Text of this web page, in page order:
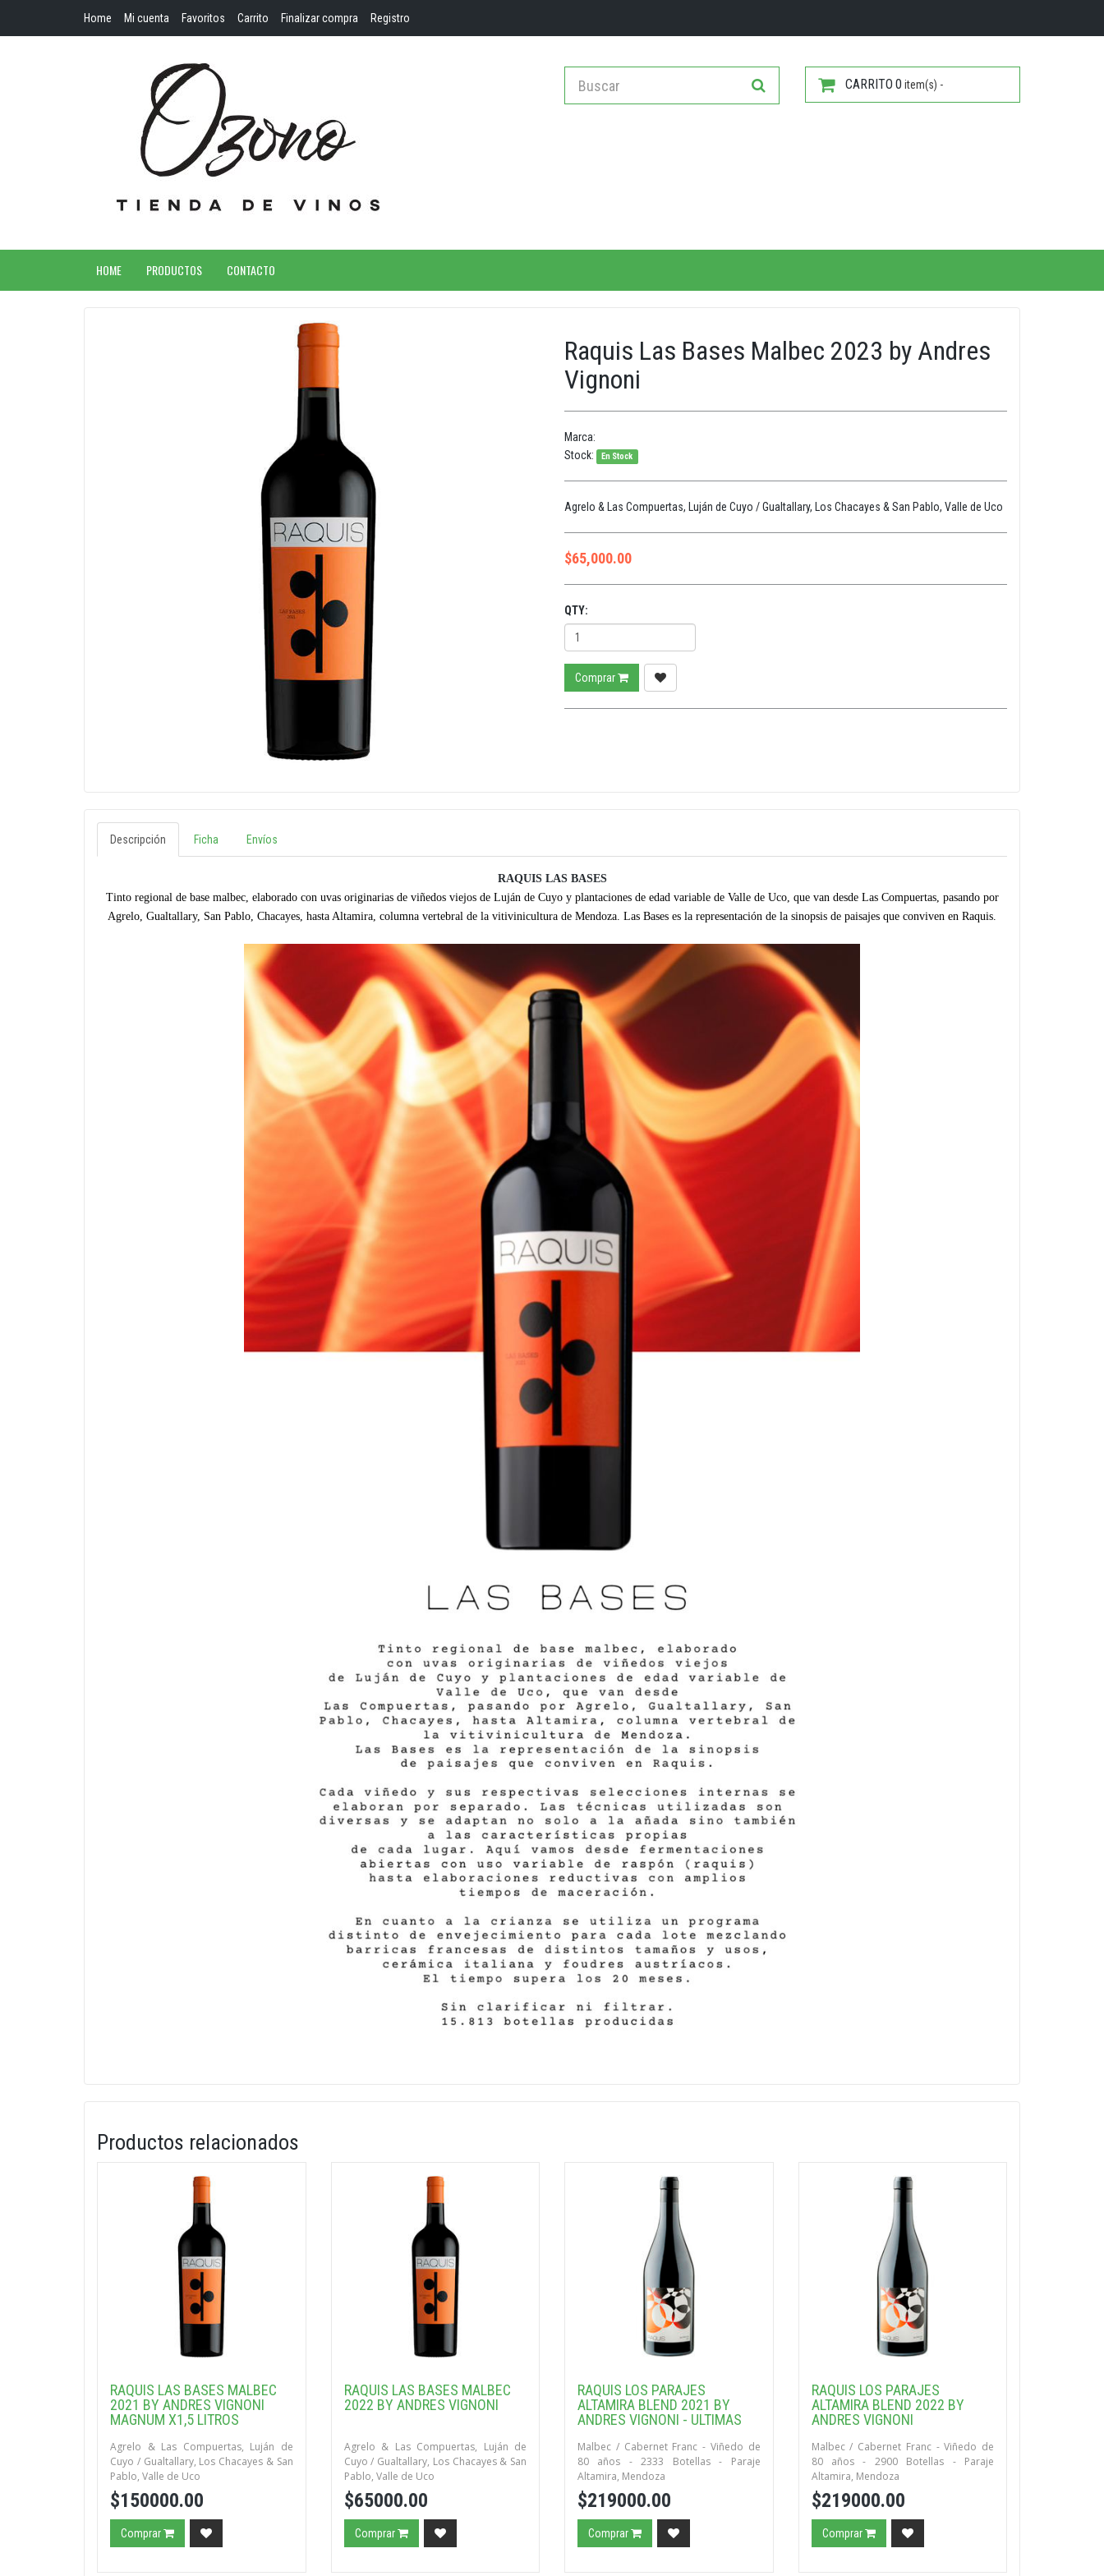
Home Mi cuenta Favoritos Carrito Finalizar compra Registro
CARRITO 0 item(s) -
HOME PRODUCTOS CONTACTO
Raquis Las Bases Malbec 2023 by Andres
Vignoni
Marca:
Stock:
En Stock
Agrelo & Las Compuertas, Luján de Cuyo / Gualtallary, Los Chacayes & San Pablo, Valle de Uco
$65,000.00
QTY:
Comprar
Descripción Ficha Envíos
RAQUIS LAS BASES
Tinto regional de base malbec, elaborado con uvas originarias de viñedos viejos de Luján de Cuyo y plantaciones de edad variable de Valle de Uco, que van desde Las Compuertas, pasando por
Agrelo, Gualtallary, San Pablo, Chacayes, hasta Altamira, columna vertebral de la vitivinicultura de Mendoza. Las Bases es la representación de la sinopsis de paisajes que conviven en Raquis.
Productos relacionados
RAQUIS LAS BASES MALBEC
2021 BY ANDRES VIGNONI
MAGNUM X1,5 LITROS
Agrelo & Las Compuertas, Luján de
Cuyo / Gualtallary, Los Chacayes & San
Pablo, Valle de Uco
$150000.00
Comprar
RAQUIS LAS BASES MALBEC
2022 BY ANDRES VIGNONI
Agrelo & Las Compuertas, Luján de
Cuyo / Gualtallary, Los Chacayes & San
Pablo, Valle de Uco
$65000.00
Comprar
RAQUIS LOS PARAJES
ALTAMIRA BLEND 2021 BY
ANDRES VIGNONI - ULTIMAS
Malbec / Cabernet Franc - Viñedo de
80 años - 2333 Botellas - Paraje
Altamira, Mendoza
$219000.00
Comprar
RAQUIS LOS PARAJES
ALTAMIRA BLEND 2022 BY
ANDRES VIGNONI
Malbec / Cabernet Franc - Viñedo de
80 años - 2900 Botellas - Paraje
Altamira, Mendoza
$219000.00
Comprar